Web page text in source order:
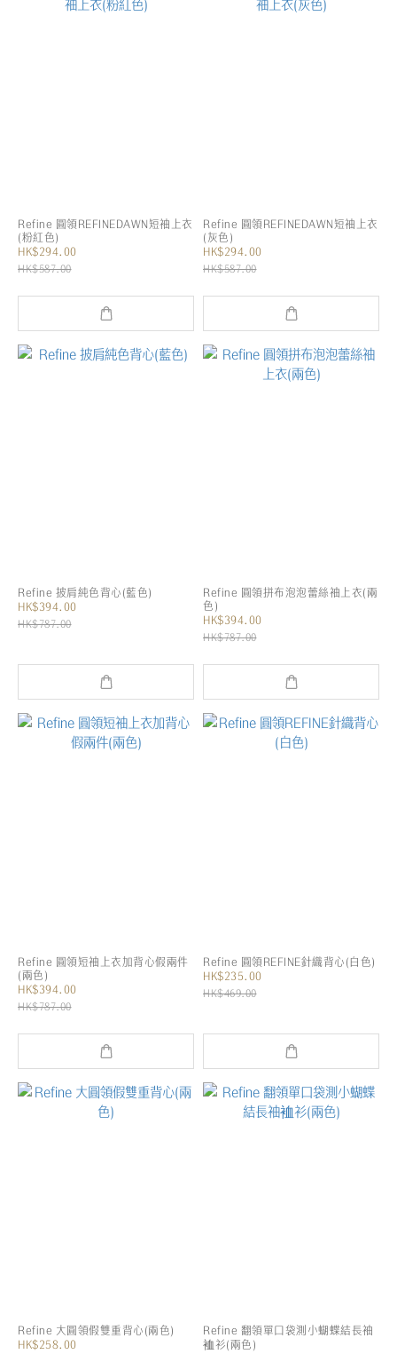
Refine 圓領REFINEDAWN短袖上衣
(粉紅色)
HK$294.00
HK$587.00
Refine 圓領REFINEDAWN短袖上衣
(灰色)
HK$294.00
HK$587.00
Refine 披肩純色背心(藍色)
HK$394.00
HK$787.00
Refine 圓領拼布泡泡蕾絲袖上衣(兩
色)
HK$394.00
HK$787.00
Refine 圓領短袖上衣加背心假兩件
(兩色)
HK$394.00
HK$787.00
Refine 圓領REFINE針織背心(白色)
HK$235.00
HK$469.00
Refine 大圓領假雙重背心(兩色)
HK$258.00
Refine 翻領單口袋測小蝴蝶結長袖
裇衫(兩色)